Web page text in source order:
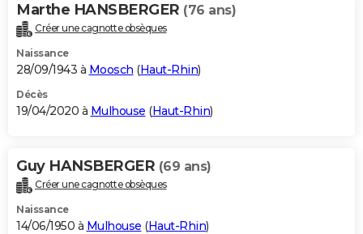
Marthe HANSBERGER (76 ans)
Créer une cagnotte obsèques
Naissance
28/09/1943 à Moosch (Haut-Rhin)
Décès
19/04/2020 à Mulhouse (Haut-Rhin)
Guy HANSBERGER (69 ans)
Créer une cagnotte obsèques
Naissance
14/06/1950 à Mulhouse (Haut-Rhin)